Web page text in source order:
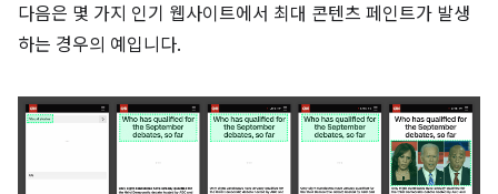
다음은 몇 가지 인기 웹사이트에서 최대 콘텐츠 페인트가 발생
하는 경우의 예입니다.